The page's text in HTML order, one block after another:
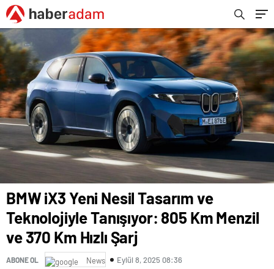
BMW iX3 Yeni Nesil Tasarım ve
Teknolojiyle Tanışıyor: 805 Km Menzil
ve 370 Km Hızlı Şarj
ABONE OL News Eylül 8, 2025 08:36